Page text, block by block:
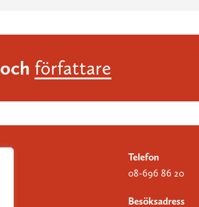
och författare
Telefon
08-696 86 20
Besöksadress